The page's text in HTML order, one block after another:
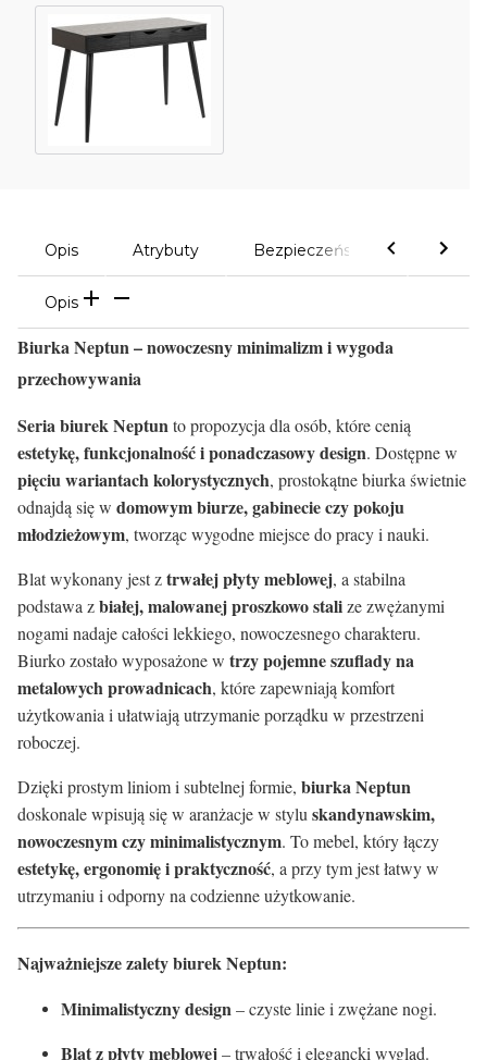
Opis Atrybuty Bezpieczeństwo
Opis
Biurka Neptun – nowoczesny minimalizm i wygoda
przechowywania
Seria biurek Neptunto propozycja dla osób, które cenią
estetykę, funkcjonalność i ponadczasowy design. Dostępne w
pięciu wariantach kolorystycznych, prostokątne biurka świetnie
odnajdą się w domowym biurze, gabinecie czy pokoju
młodzieżowym, tworząc wygodne miejsce do pracy i nauki.
Blat wykonany jest ztrwałej płyty meblowej, a stabilna
podstawa zbiałej, malowanej proszkowo stalize zwężanymi
nogami nadaje całości lekkiego, nowoczesnego charakteru.
Biurko zostało wyposażone w trzy pojemne szuflady na
metalowych prowadnicach, które zapewniają komfort
użytkowania i ułatwiają utrzymanie porządku w przestrzeni
roboczej.
Dzięki prostym liniom i subtelnej formie, biurka Neptun
doskonale wpisują się w aranżacje w styluskandynawskim,
nowoczesnym czy minimalistycznym. To mebel, który łączy
estetykę, ergonomię i praktyczność, a przy tym jest łatwy w
utrzymaniu i odporny na codzienne użytkowanie.
Najważniejsze zalety biurek Neptun:
Minimalistyczny design– czyste linie i zwężane nogi.
Blat z płyty meblowej– trwałość i elegancki wygląd.